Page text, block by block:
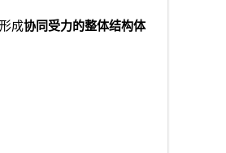
成协同受力的整体结构体